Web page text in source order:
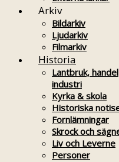
Arkiv
Bildarkiv
Ljudarkiv
Filmarkiv
Historia
Lantbruk,
industri
Kyrka & skola
Historiska
Fornlämningar
Skrock och
Liv och Leverne
Personer